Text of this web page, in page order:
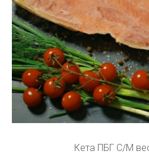
Кета ПБГ С/М